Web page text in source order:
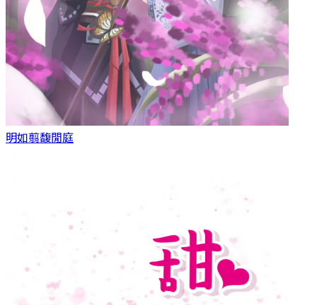
明如翦馥閒庭